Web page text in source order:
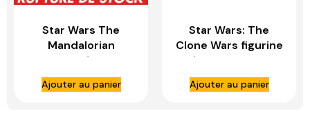
Star Wars The
Mandalorian
figurines 1/6 Grogu
– HOT TOYS
Ajouter au panier
Star Wars: The
Clone Wars figurine
1/6 Arc Trooper
Echo – HOT TOYS
Ajouter au panier